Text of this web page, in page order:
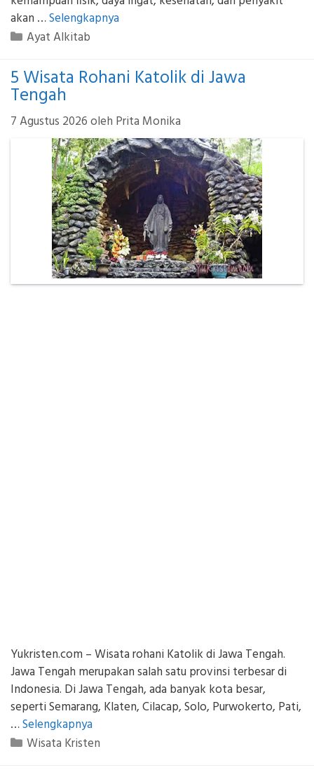
akan …Selengkapnya
Kategori
Ayat Alkitab
5 Wisata Rohani Katolik di Jawa
Tengah
7 Agustus 2026oleh Prita Monika
Yukristen.com – Wisata rohani Katolik di Jawa Tengah.
Jawa Tengah merupakan salah satu provinsi terbesar di
Indonesia. Di Jawa Tengah, ada banyak kota besar,
seperti Semarang, Klaten, Cilacap, Solo, Purwokerto, Pati,
…Selengkapnya
Kategori
Wisata Kristen